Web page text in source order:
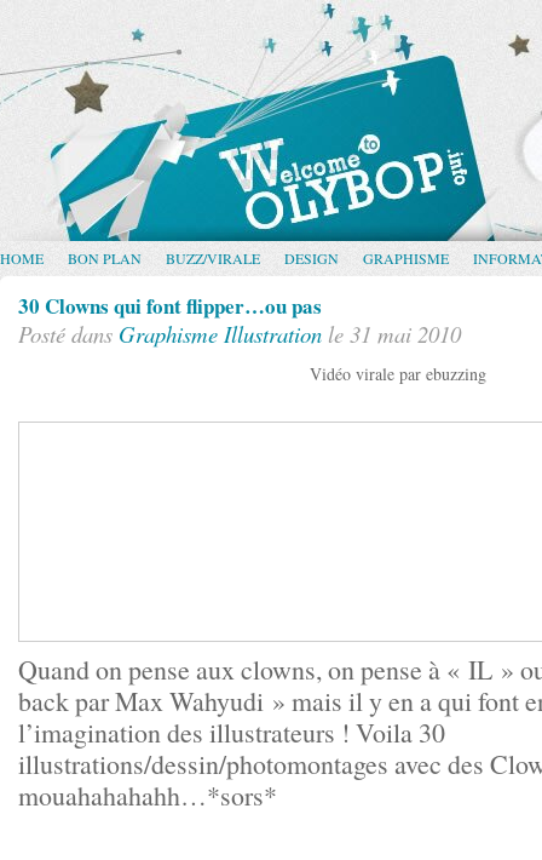
HOME BON PLAN BUZZ/VIRALE DESIGN GRAPHISME
30 Clowns qui font flipper…ou pas
Posté dans Graphisme Illustration le 31 mai 2010
Vidéo virale par ebuzzing
Quand on pense aux clowns, on pense à « IL »
back par Max Wahyudi » mais il y en a qui font
l’imagination des illustrateurs ! Voila 30
illustrations/dessin/photomontages avec des
mouahahahahh…*sors*